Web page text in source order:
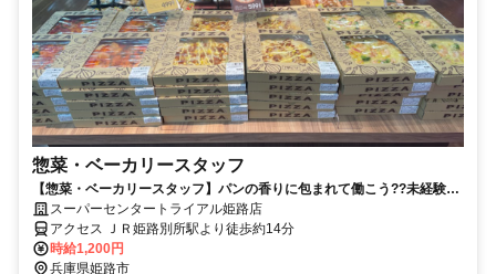
惣菜・ベーカリースタッフ
【惣菜・ベーカリースタッフ】パンの香りに包まれて働こう??未経験
OKです！
スーパーセンタートライアル姫路店
アクセス ＪＲ姫路別所駅より徒歩約14分
時給1,200円
兵庫県姫路市